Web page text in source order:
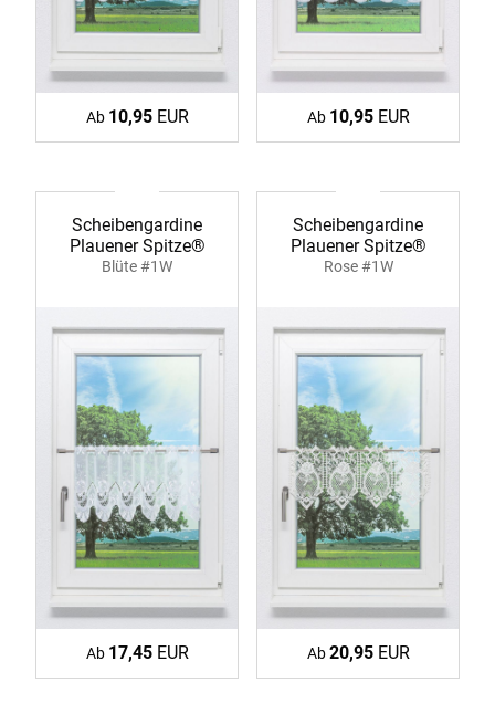
Ab 10,95EUR Ab 10,95EUR
Scheibengardine
Plauener Spitze®
Blüte #1W
Ab 17,45EUR
Scheibengardine
Plauener Spitze®
Rose #1W
Ab20,95EUR